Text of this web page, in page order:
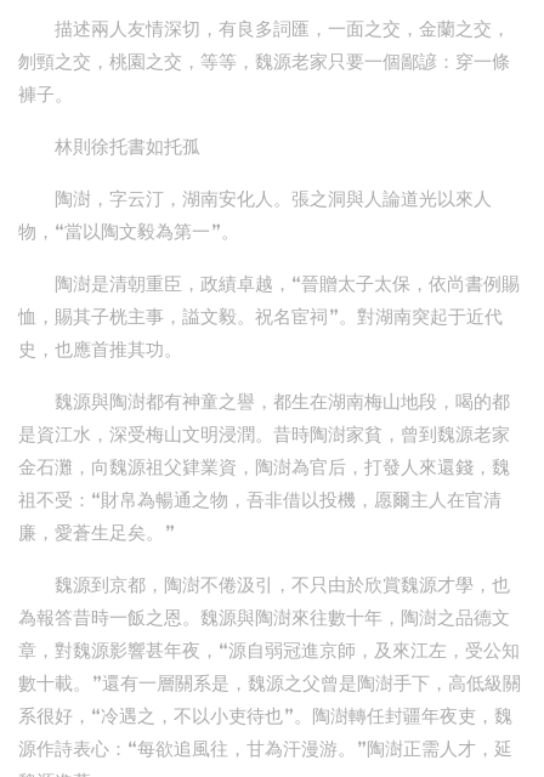
描述兩人友情深切，有良多詞匯，一面之交，金蘭之交，
刎頸之交，桃園之交，等等，魏源老家只要一個鄙諺：穿一條
褲子。
林則徐托書如托孤
陶澍，字云汀，湖南安化人。張之洞與人論道光以來人
物，“當以陶文毅為第一”。
陶澍是清朝重臣，政績卓越，“晉贈太子太保，依尚書例賜
恤，賜其子桄主事，謚文毅。祝名宦祠”。對湖南突起于近代
史，也應首推其功。
魏源與陶澍都有神童之譽，都生在湖南梅山地段，喝的都
是資江水，深受梅山文明浸潤。昔時陶澍家貧，曾到魏源老家
金石灘，向魏源祖父肄業資，陶澍為官后，打發人來還錢，魏
祖不受：“財帛為暢通之物，吾非借以投機，愿爾主人在官清
廉，愛蒼生足矣。”
魏源到京都，陶澍不倦汲引，不只由於欣賞魏源才學，也
為報答昔時一飯之恩。魏源與陶澍來往數十年，陶澍之品德文
章，對魏源影響甚年夜，“源自弱冠進京師，及來江左，受公知
數十載。”還有一層關系是，魏源之父曾是陶澍手下，高低級關
系很好，“冷遇之，不以小吏待也”。陶澍轉任封疆年夜吏，魏
源作詩表心：“每欲追風往，甘為汗漫游。”陶澍正需人才，延